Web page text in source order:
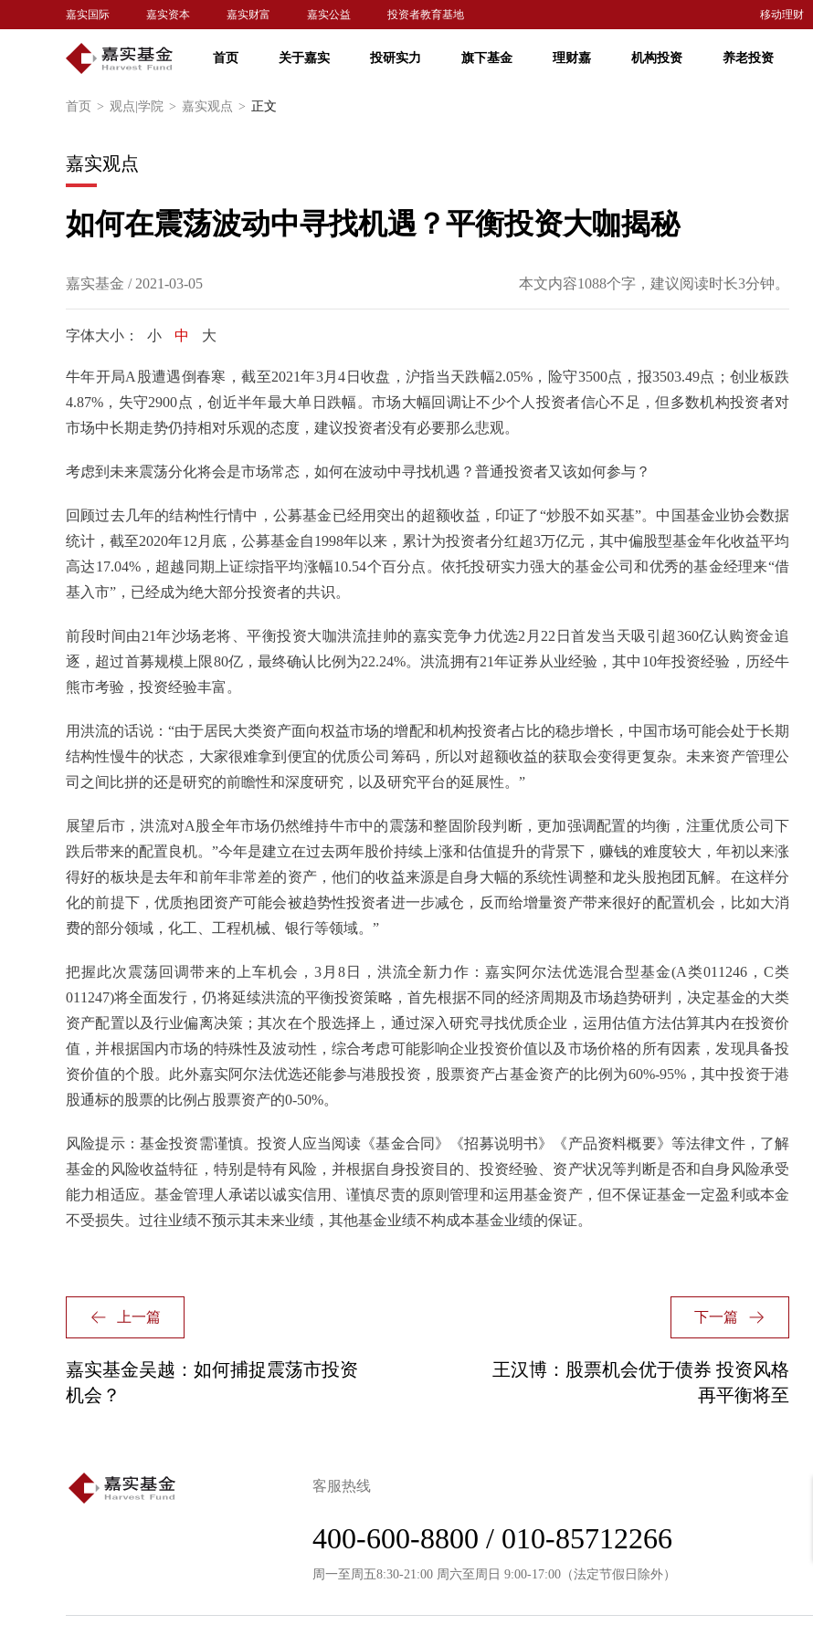
嘉实国际 嘉实资本 嘉实财富 嘉实公益 投资者教育基地 移动理财
首页 关于嘉实 投研实力 旗下基金 理财嘉 机构投资 养老投资
首页 > 观点|学院 > 嘉实观点 > 正文
嘉实观点
如何在震荡波动中寻找机遇？平衡投资大咖揭秘
嘉实基金 / 2021-03-05 本文内容1088个字，建议阅读时长3分钟。
字体大小： 小 中 大
牛年开局A股遭遇倒春寒，截至2021年3月4日收盘，沪指当天跌幅2.05%，险守3500点，报3503.49点；创业板跌
4.87%，失守2900点，创近半年最大单日跌幅。市场大幅回调让不少个人投资者信心不足，但多数机构投资者对
市场中长期走势仍持相对乐观的态度，建议投资者没有必要那么悲观。
考虑到未来震荡分化将会是市场常态，如何在波动中寻找机遇？普通投资者又该如何参与？
回顾过去几年的结构性行情中，公募基金已经用突出的超额收益，印证了“炒股不如买基”。中国基金业协会数据
统计，截至2020年12月底，公募基金自1998年以来，累计为投资者分红超3万亿元，其中偏股型基金年化收益平均
高达17.04%，超越同期上证综指平均涨幅10.54个百分点。依托投研实力强大的基金公司和优秀的基金经理来“借
基入市”，已经成为绝大部分投资者的共识。
前段时间由21年沙场老将、平衡投资大咖洪流挂帅的嘉实竞争力优选2月22日首发当天吸引超360亿认购资金追
逐，超过首募规模上限80亿，最终确认比例为22.24%。洪流拥有21年证券从业经验，其中10年投资经验，历经牛
熊市考验，投资经验丰富。
用洪流的话说：“由于居民大类资产面向权益市场的增配和机构投资者占比的稳步增长，中国市场可能会处于长期
结构性慢牛的状态，大家很难拿到便宜的优质公司筹码，所以对超额收益的获取会变得更复杂。未来资产管理公
司之间比拼的还是研究的前瞻性和深度研究，以及研究平台的延展性。”
展望后市，洪流对A股全年市场仍然维持牛市中的震荡和整固阶段判断，更加强调配置的均衡，注重优质公司下
跌后带来的配置良机。”今年是建立在过去两年股价持续上涨和估值提升的背景下，赚钱的难度较大，年初以来涨
得好的板块是去年和前年非常差的资产，他们的收益来源是自身大幅的系统性调整和龙头股抱团瓦解。在这样分
化的前提下，优质抱团资产可能会被趋势性投资者进一步减仓，反而给增量资产带来很好的配置机会，比如大消
费的部分领域，化工、工程机械、银行等领域。”
把握此次震荡回调带来的上车机会，3月8日，洪流全新力作：嘉实阿尔法优选混合型基金(A类011246，C类
011247)将全面发行 ，仍将延续洪流的平衡投资策略，首先根据不同的经济周期及市场趋势研判，决定基金的大类
资产配置以及行业偏离决策；其次在个股选择上，通过深入研究寻找优质企业，运用估值方法估算其内在投资价
值，并根据国内市场的特殊性及波动性，综合考虑可能影响企业投资价值以及市场价格的所有因素，发现具备投
资价值的个股。此外嘉实阿尔法优选还能参与港股投资，股票资产占基金资产的比例为60%-95%，其中投资于港
股通标的股票的比例占股票资产的0-50%。
风险提示：基金投资需谨慎。投资人应当阅读《基金合同》《招募说明书》《产品资料概要》等法律文件，了解
基金的风险收益特征，特别是特有风险，并根据自身投资目的、投资经验、资产状况等判断是否和自身风险承受
能力相适应。基金管理人承诺以诚实信用、谨慎尽责的原则管理和运用基金资产，但不保证基金一定盈利或本金
不受损失。过往业绩不预示其未来业绩，其他基金业绩不构成本基金业绩的保证。
上一篇
嘉实基金吴越：如何捕捉震荡市投资
机会？
下一篇
王汉博：股票机会优于债券 投资风格
再平衡将至
客服热线
400-600-8800 / 010-85712266
周一至周五8:30-21:00 周六至周日 9:00-17:00（法定节假日除外）